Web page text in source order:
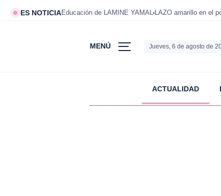
ES NOTICIAEducación de LAMINE YAMAL LAZO amarillo en el
MENÚ Jueves, 6 de agosto de
ACTUALIDAD